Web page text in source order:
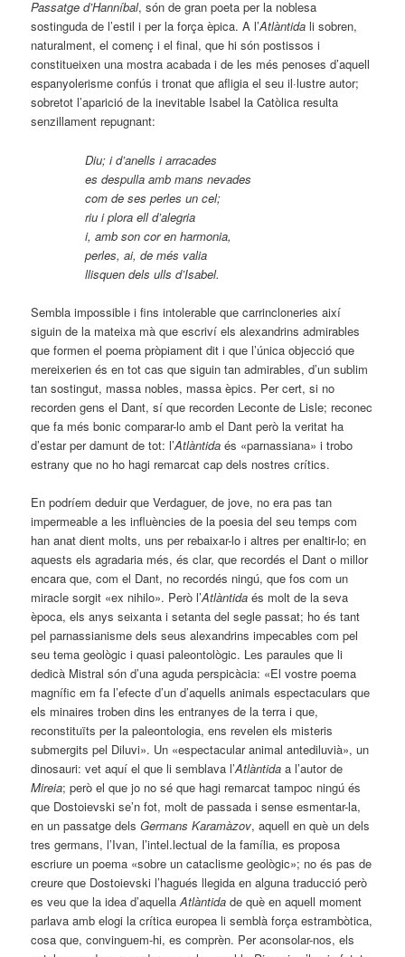
Passatge d’Hanníbal, són de gran poeta per la noblesa
sostinguda de l’estil i per la força èpica. A l’Atlàntida li sobren,
naturalment, el començ i el final, que hi són postissos i
constitueixen una mostra acabada i de les més penoses d’aquell
espanyolerisme confús i tronat que afligia el seu il·lustre autor;
sobretot l’aparició de la inevitable Isabel la Catòlica resulta
senzillament repugnant:
Diu; i d’anells i arracades
es despulla amb mans nevades
com de ses perles un cel;
riu i plora ell d’alegria
i, amb son cor en harmonia,
perles, ai, de més valia
llisquen dels ulls d’Isabel.
Sembla impossible i fins intolerable que carrincloneries així
siguin de la mateixa mà que escriví els alexandrins admirables
que formen el poema pròpiament dit i que l’única objecció que
mereixerien és en tot cas que siguin tan admirables, d’un sublim
tan sostingut, massa nobles, massa èpics. Per cert, si no
recorden gens el Dant, sí que recorden Leconte de Lisle; reconec
que fa més bonic comparar-lo amb el Dant però la veritat ha
d’estar per damunt de tot: l’Atlàntida és «parnassiana» i trobo
estrany que no ho hagi remarcat cap dels nostres crítics.
En podríem deduir que Verdaguer, de jove, no era pas tan
impermeable a les influències de la poesia del seu temps com
han anat dient molts, uns per rebaixar-lo i altres per enaltir-lo; en
aquests els agradaria més, és clar, que recordés el Dant o millor
encara que, com el Dant, no recordés ningú, que fos com un
miracle sorgit «ex nihilo». Però l’Atlàntida és molt de la seva
època, els anys seixanta i setanta del segle passat; ho és tant
pel parnassianisme dels seus alexandrins impecables com pel
seu tema geològic i quasi paleontològic. Les paraules que li
dedicà Mistral són d’una aguda perspicàcia: «El vostre poema
magnífic em fa l’efecte d’un d’aquells animals espectaculars que
els minaires troben dins les entranyes de la terra i que,
reconstituïts per la paleontologia, ens revelen els misteris
submergits pel Diluvi». Un «espectacular animal antediluvià», un
dinosauri: vet aquí el que li semblava l’Atlàntida a l’autor de
Mireia; però el que jo no sé que hagi remarcat tampoc ningú és
que Dostoievski se’n fot, molt de passada i sense esmentar-la,
en un passatge delsGermans Karamàzov, aquell en què un dels
tres germans, l’Ivan, l’intel.lectual de la família, es proposa
escriure un poema «sobre un cataclisme geològic»; no és pas de
creure que Dostoievski l’hagués llegida en alguna traducció però
es veu que la idea d’aquellaAtlàntida de què en aquell moment
parlava amb elogi la crítica europea li semblà força estrambòtica,
cosa que, convinguem-hi, es comprèn. Per aconsolar-nos, els